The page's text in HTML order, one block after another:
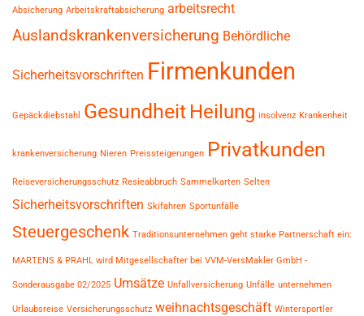
Absicherung Arbeitskraftabsicherung arbeitsrecht
Auslandskrankenversicherung Behördliche
Sicherheitsvorschriften Firmenkunden
Gepäckdiebstahl Gesundheit Heilung insolvenz Krankenheit
krankenversicherung Nieren Preissteigerungen Privatkunden
Reiseversicherungsschutz Resieabbruch Sammelkarten Selten
Sicherheitsvorschriften Skifahren Sportunfälle
Steuergeschenk Traditionsunternehmen geht starke Partnerschaft ein:
MARTENS & PRAHL wird Mitgesellschafter bei VVM-VersMakler GmbH -
Sonderausgabe 02/2025 Umsätze Unfallversicherung Unfälle unternehmen
Urlaubsreise Versicherungsschutz weihnachtsgeschäft Wintersportler